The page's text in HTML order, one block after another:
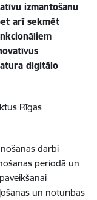
izmantošanu
arī sekmēt
digitālo
Rīgas
darbi
periodā un
un noturības